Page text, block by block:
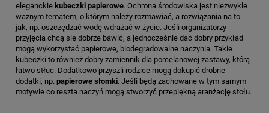
eleganckie kubeczki papierowe. Ochrona środowiska jest niezwykle
ważnym tematem, o którym należy rozmawiać, a rozwiązania na to
jak, np. oszczędzać wodę wdrażać w życie. Jeśli organizatorzy
przyjęcia chcą się dobrze bawić, a jednocześnie dać dobry przykład
mogą wykorzystać papierowe, biodegradowalne naczynia. Takie
kubeczki to również dobry zamiennik dla porcelanowej zastawy, którą
łatwo stłuc. Dodatkowo przyszli rodzice mogą dokupić drobne
dodatki, np. papierowe słomki. Jeśli będą zachowane w tym samym
motywie co reszta naczyń mogą stworzyć przepiękną aranżację stołu.